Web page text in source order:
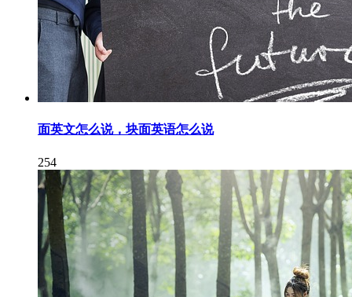
面英文怎么说，块面英语怎么说
254